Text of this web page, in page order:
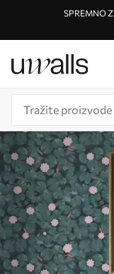
SPREMNO